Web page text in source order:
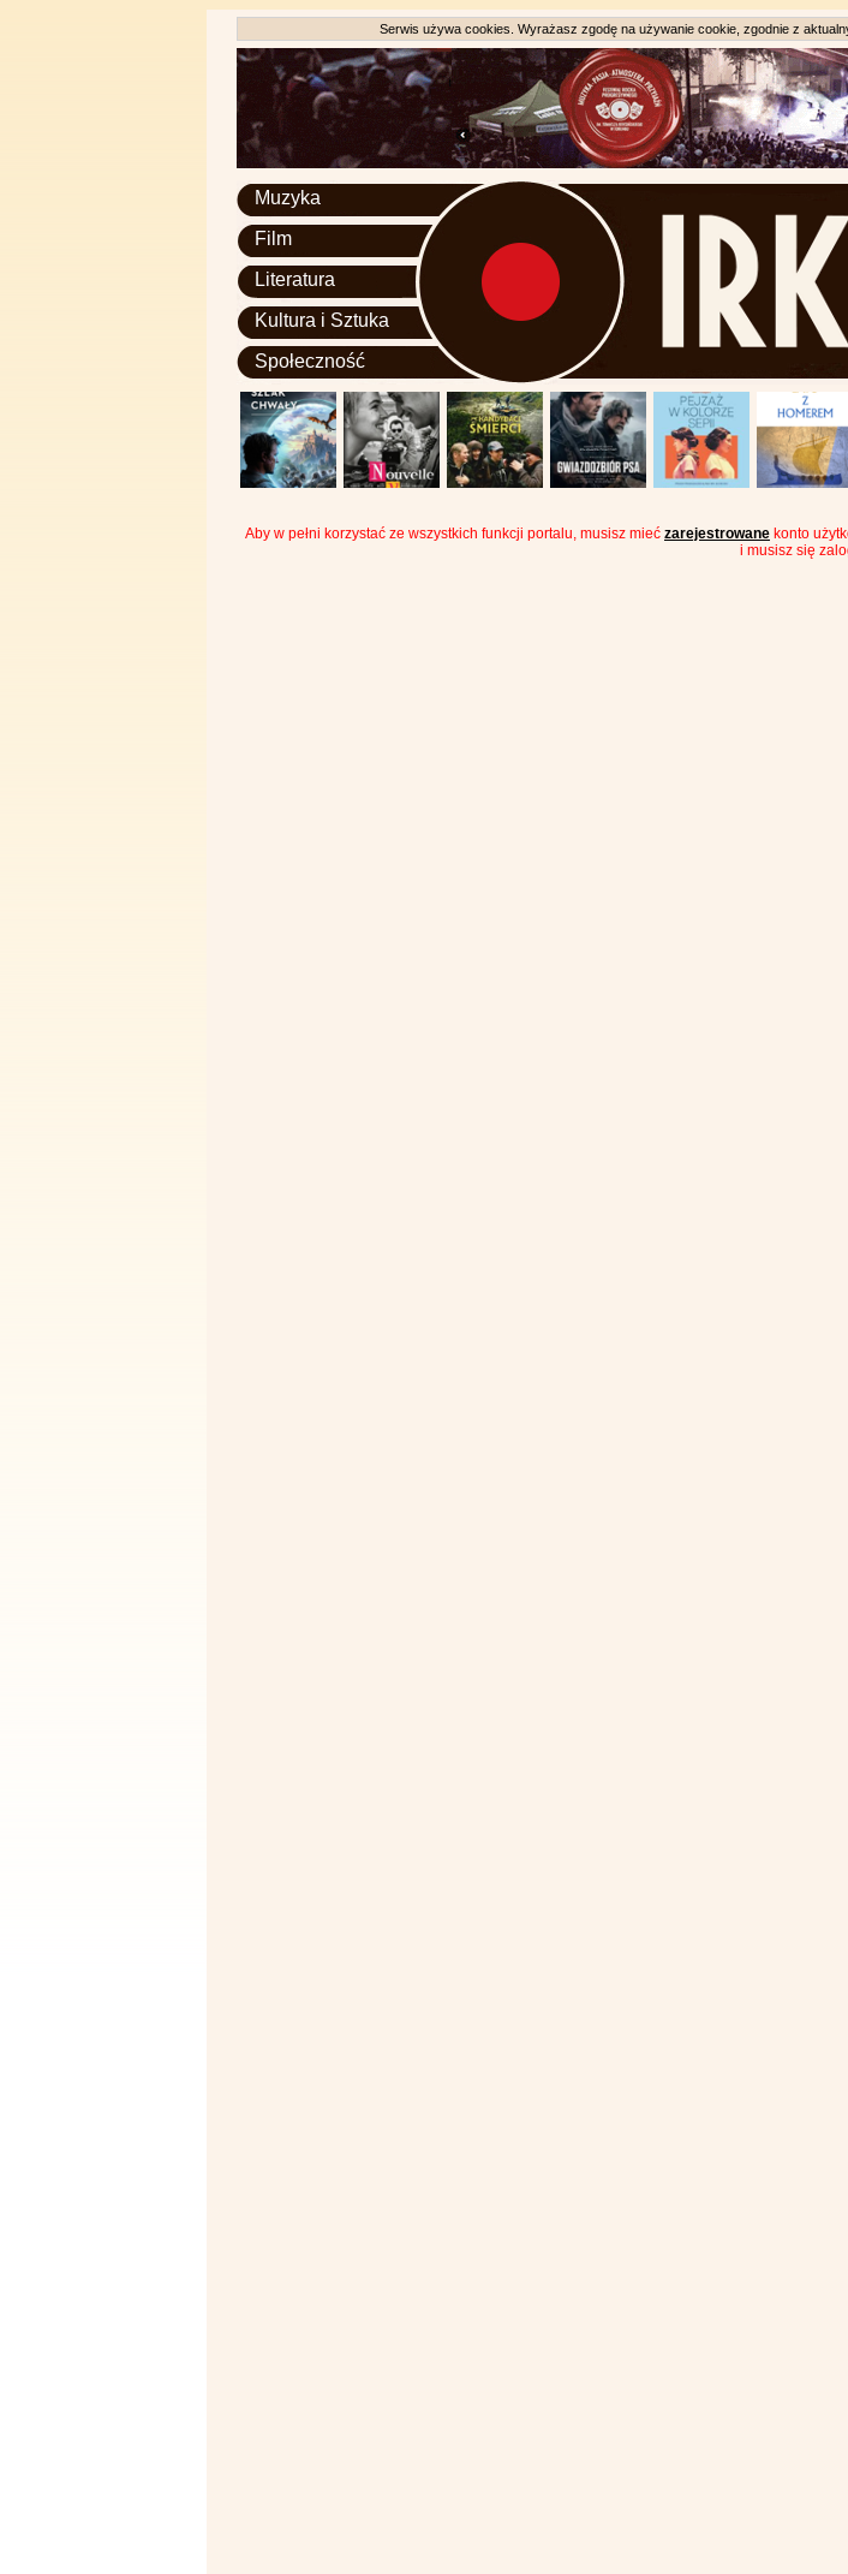
Serwis używa cookies. Wyrażasz zgodę na używanie cookie, zgodnie z
Muzyka
Film
Literatura
Kultura i Sztuka
Społeczność
Aby w pełni korzystać ze wszystkich funkcji portalu, musisz mieć zarejestrowane konto
i musisz się